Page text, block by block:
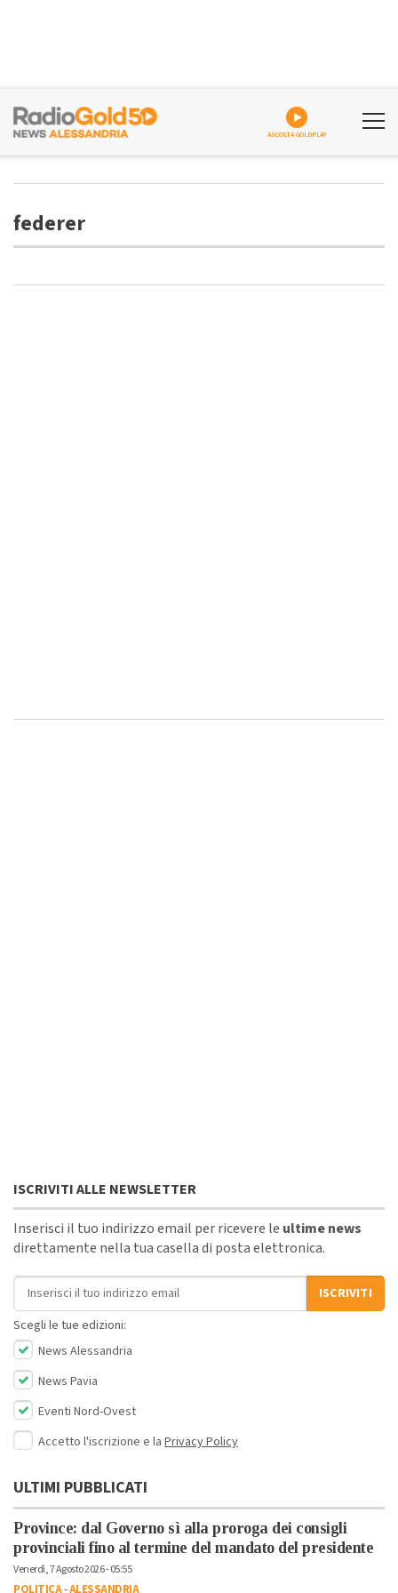
ASCOLTA GOLDPLAY
federer
ISCRIVITI ALLE NEWSLETTER
Inserisci il tuo indirizzo email per ricevere le ultime news
direttamente nella tua casella di posta elettronica.
Indirizzo email
ISCRIVITI
Scegli le tue edizioni:
News Alessandria
News Pavia
Eventi Nord-Ovest
Accetto l'iscrizione e la Privacy Policy
ULTIMI PUBBLICATI
Province: dal Governo sì alla proroga dei consigli
provinciali fino al termine del mandato del presidente
Venerdì, 7 Agosto 2026 - 05:55
POLITICA-ALESSANDRIA